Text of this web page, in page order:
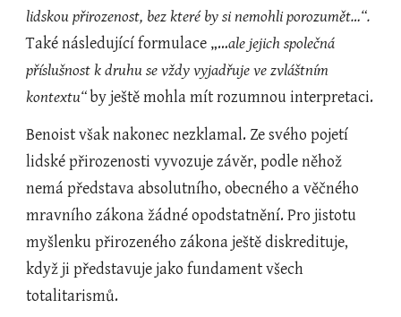
lidskou přirozenost, bez které by si nemohli porozumět…“.
Také následující formulace „…ale jejich společná
příslušnost k druhu se vždy vyjadřuje ve zvláštním
kontextu“ by ještě mohla mít rozumnou interpretaci.
Benoist však nakonec nezklamal. Ze svého pojetí
lidské přirozenosti vyvozuje závěr, podle něhož
nemá představa absolutního, obecného a věčného
mravního zákona žádné opodstatnění. Pro jistotu
myšlenku přirozeného zákona ještě diskredituje,
když ji představuje jako fundament všech
totalitarismů.